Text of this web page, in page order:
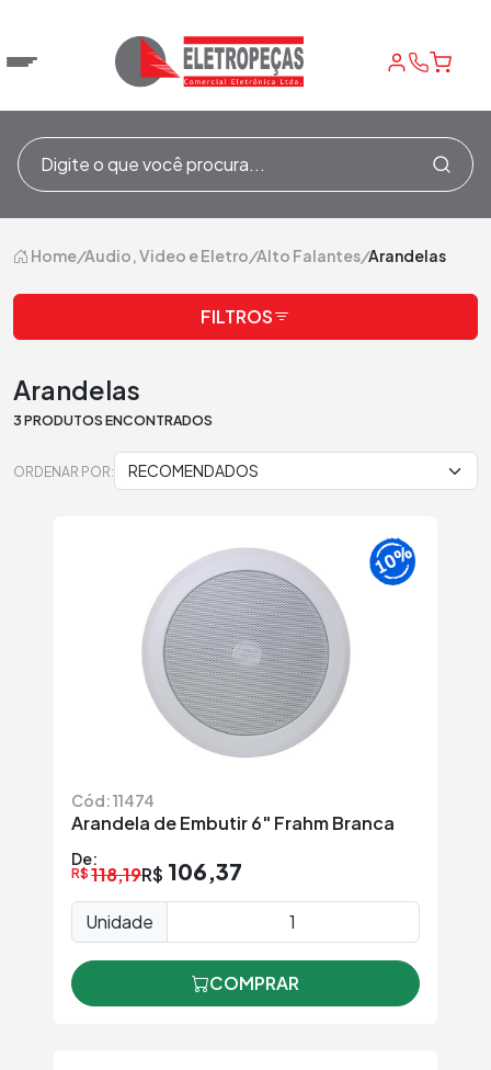
Home/Audio, Video e Eletro/Alto Falantes/Arandelas
FILTROS
Arandelas
3 PRODUTOS ENCONTRADOS
ORDENAR POR:
Cód: 11474
Arandela de Embutir 6" Frahm Branca
De:
R$ 118,19R$ 106,37
Unidade
COMPRAR